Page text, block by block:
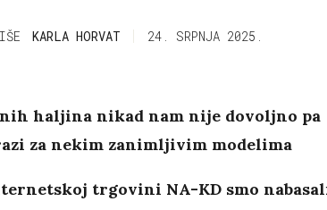
KARLA HORVAT 24. SRPNJA 2025.
haljina nikad nam nije dovoljno pa
za nekim zanimljivim modelima
trgovini NA-KD smo